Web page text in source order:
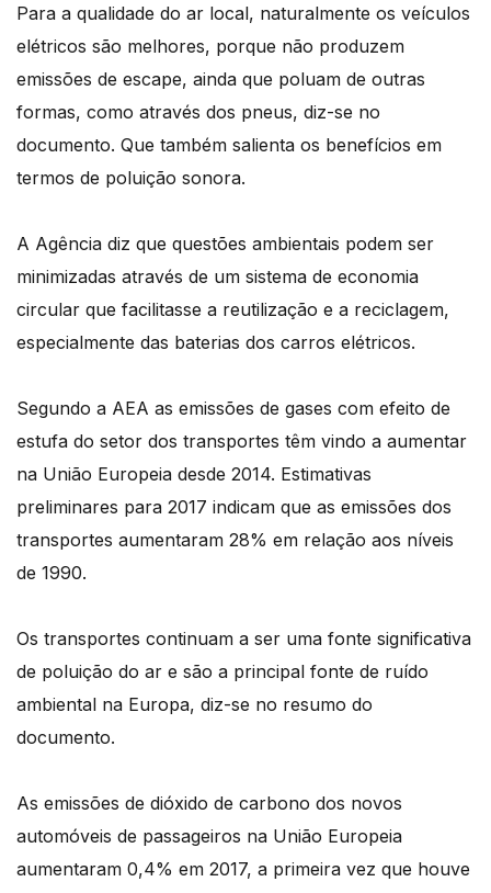
Para a qualidade do ar local, naturalmente os veículos
elétricos são melhores, porque não produzem
emissões de escape, ainda que poluam de outras
formas, como através dos pneus, diz-se no
documento. Que também salienta os benefícios em
termos de poluição sonora.
A Agência diz que questões ambientais podem ser
minimizadas através de um sistema de economia
circular que facilitasse a reutilização e a reciclagem,
especialmente das baterias dos carros elétricos.
Segundo a AEA as emissões de gases com efeito de
estufa do setor dos transportes têm vindo a aumentar
na União Europeia desde 2014. Estimativas
preliminares para 2017 indicam que as emissões dos
transportes aumentaram 28% em relação aos níveis
de 1990.
Os transportes continuam a ser uma fonte significativa
de poluição do ar e são a principal fonte de ruído
ambiental na Europa, diz-se no resumo do
documento.
As emissões de dióxido de carbono dos novos
automóveis de passageiros na União Europeia
aumentaram 0,4% em 2017, a primeira vez que houve